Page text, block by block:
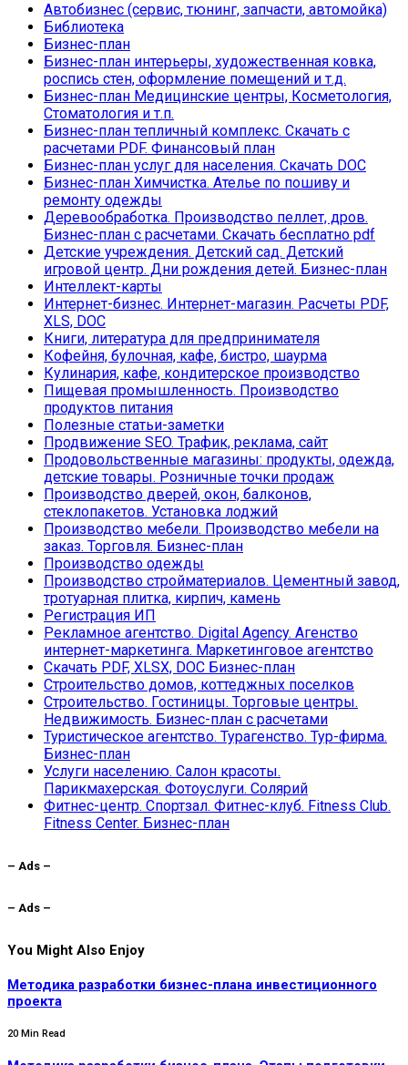
Автобизнес (сервис, тюнинг, запчасти, автомойка)
Библиотека
Бизнес-план
Бизнес-план интерьеры, художественная ковка,
роспись стен, оформление помещений и т.д.
Бизнес-план Медицинские центры, Косметология,
Стоматология и т.п.
Бизнес-план тепличный комплекс. Скачать с
расчетами PDF. Финансовый план
Бизнес-план услуг для населения. Скачать DOC
Бизнес-план Химчистка. Ателье по пошиву и
ремонту одежды
Деревообработка. Производство пеллет, дров.
Бизнес-план с расчетами. Скачать бесплатно pdf
Детские учреждения. Детский сад. Детский
игровой центр. Дни рождения детей. Бизнес-план
Интеллект-карты
Интернет-бизнес. Интернет-магазин. Расчеты PDF,
XLS, DOC
Книги, литература для предпринимателя
Кофейня, булочная, кафе, бистро, шаурма
Кулинария, кафе, кондитерское производство
Пищевая промышленность. Производство
продуктов питания
Полезные статьи-заметки
Продвижение SEO. Трафик, реклама, сайт
Продовольственные магазины: продукты, одежда,
детские товары. Розничные точки продаж
Производство дверей, окон, балконов,
стеклопакетов. Установка лоджий
Производство мебели. Производство мебели на
заказ. Торговля. Бизнес-план
Производство одежды
Производство стройматериалов. Цементный завод,
тротуарная плитка, кирпич, камень
Регистрация ИП
Рекламное агентство. Digital Agency. Агенство
интернет-маркетинга. Маркетинговое агентство
Скачать PDF, XLSX, DOC Бизнес-план
Строительство домов, коттеджных поселков
Строительство. Гостиницы. Торговые центры.
Недвижимость. Бизнес-план с расчетами
Туристическое агентство. Турагенство. Тур-фирма.
Бизнес-план
Услуги населению. Салон красоты.
Парикмахерская. Фотоуслуги. Солярий
Фитнес-центр. Спортзал. Фитнес-клуб. Fitness Club.
Fitness Center. Бизнес-план
– Ads –
– Ads –
You Might Also Enjoy
Методика разработки бизнес-плана инвестиционного
проекта
20 Min Read